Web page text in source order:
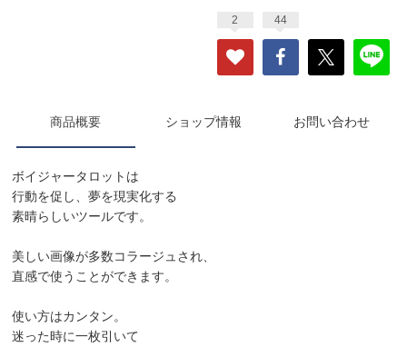
2 44
商品概要 ショップ情報 お問い合わせ
ボイジャータロットは
行動を促し、夢を現実化する
素晴らしいツールです。
美しい画像が多数コラージュされ、
直感で使うことができます。
使い方はカンタン。
迷った時に一枚引いて